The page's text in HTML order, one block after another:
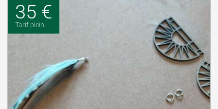
35 €
Tarif plein